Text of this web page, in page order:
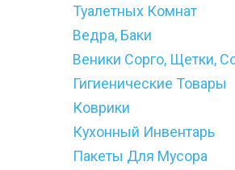
Туалетных Комнат
Ведра, Баки
Веники Сорго, Щетки,
Гигиенические Товары
Коврики
Кухонный Инвентарь
Пакеты Для Мусора